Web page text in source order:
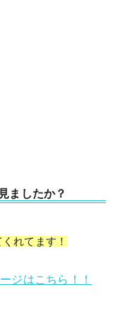
ましたか？
れてます！
ジはこちら！！